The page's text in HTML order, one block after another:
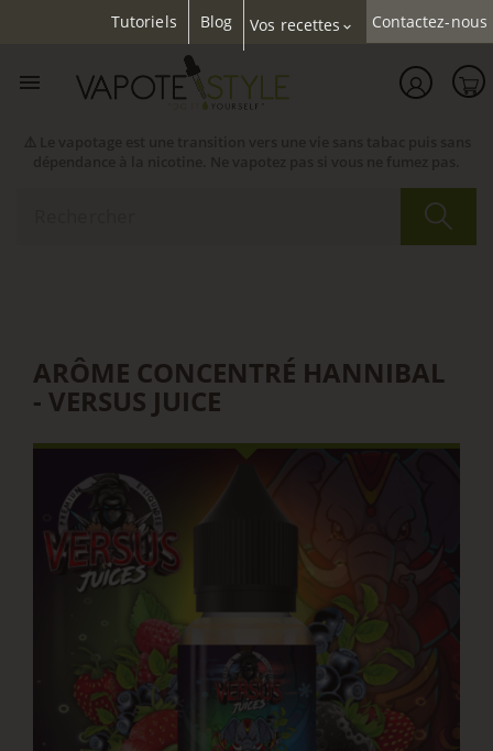
Tutoriels Blog Vos recettes expand_more Contactez-nous

ARÔME CONCENTRÉ HANNIBAL
- VERSUS JUICE